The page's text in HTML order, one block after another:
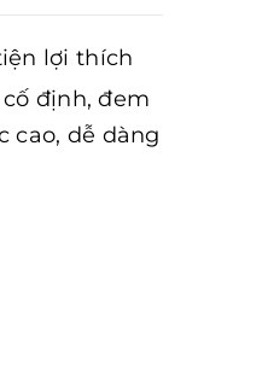
lợi thích
định, đem
cao, dễ dàng